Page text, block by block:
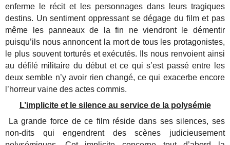
enferme le récit et les personnages dans leurs tragiques
destins. Un sentiment oppressant se dégage du film et pas
même les panneaux de la fin ne viendront le démentir
puisqu’ils nous annoncent la mort de tous les protagonistes,
le plus souvent torturés et exécutés. Ils nous renvoient ainsi
au défilé militaire du début et ce qui s’est passé entre les
deux semble n’y avoir rien changé, ce qui exacerbe encore
l’horreur vaine des actes commis.
L’implicite et le silence au service de la polysémie
La grande force de ce film réside dans ses silences, ses
non-dits qui engendrent des scènes judicieusement